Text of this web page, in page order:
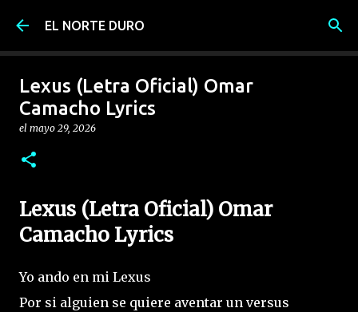
Ir al contenido principal
EL NORTE DURO
Lexus (Letra Oficial) Omar
Camacho Lyrics
el mayo 29, 2026
Lexus (Letra Oficial) Omar
Camacho Lyrics
Yo ando en mi Lexus
Por si alguien se quiere aventar un versus